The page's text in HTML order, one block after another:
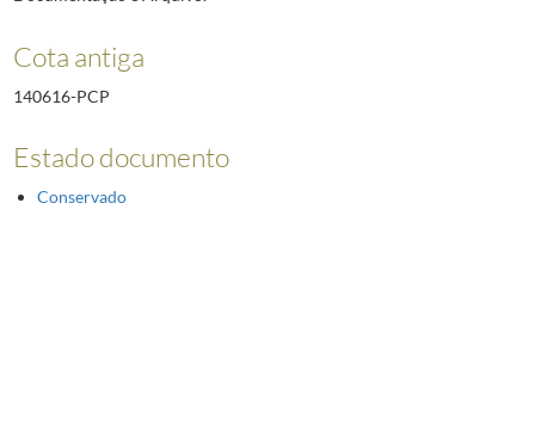
Cota antiga
140616-PCP
Estado documento
Conservado